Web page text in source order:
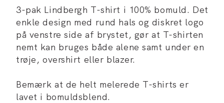
3-pak Lindbergh T-shirt i 100% bomuld. Det
enkle design med rund hals og diskret logo
på venstre side af brystet, gør at T-shirten
nemt kan bruges både alene samt under en
trøje, overshirt eller blazer.
Bemærk at de helt melerede T-shirts er
lavet i bomuldsblend.